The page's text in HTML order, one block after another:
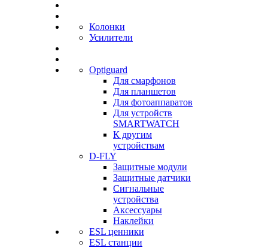
Колонки
Усилители
Optiguard
Для смарфонов
Для планшетов
Для фотоаппаратов
Для устройств
SMARTWATCH
К другим
устройствам
D-FLY
Защитные модули
Защитные датчики
Сигнальные
устройства
Аксессуары
Наклейки
ESL ценники
ESL станции